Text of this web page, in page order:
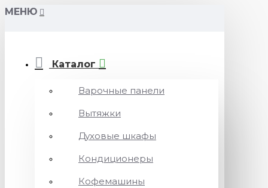
МЕНЮ
Каталог
Варочные панели
Вытяжки
Духовые шкафы
Кондиционеры
Кофемашины